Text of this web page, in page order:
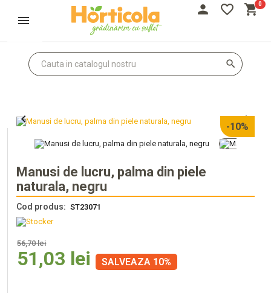
person
Autentifică-te
favorite_border shopping_cart0
search
-10%
 
Manusi de lucru, palma din piele
naturala, negru
Cod produs: ST23071
56,70 lei
51,03 lei SALVEAZA 10%